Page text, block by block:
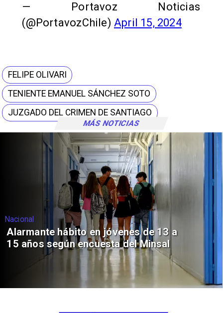
MÁS NOTICIAS
— Portavoz Noticias
(@PortavozChile) April 15, 2024
FELIPE OLIVARI
TENIENTE EMANUEL SÁNCHEZ SOTO
JUZGADO DEL CRIMEN DE SANTIAGO
Nacional
Alarmante hábito en jóvenes de 13 a
15 años según encuesta del Minsal